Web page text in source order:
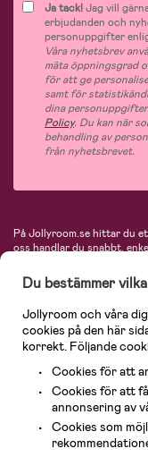
Ja tack!Jag vill
erbjudanden och
personuppgifter
Våra nyhetsbrev
mäta öppningsgrad
för att ge
samt för
dina
Policy. Du kan när
behandling av
från nyhetsbrevet.
På Jollyroom.se hittar du
oss handlar du snabbt,
hos oss. I vårt sortiment
baby, produkter för
varumärken så som
KidKraft, Ergobaby,
Välkommen in och kika
Du bestämmer
Jollyroom och våra
cookies på den här
korrekt. Följande
Cookies för att
Cookies för att
annonsering av
Cookies som